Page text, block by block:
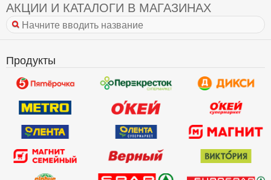
АКЦИИ И КАТАЛОГИ В МАГАЗИНАХ
Продукты